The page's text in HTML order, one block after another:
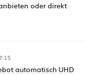
oder direkt
automatisch UHD